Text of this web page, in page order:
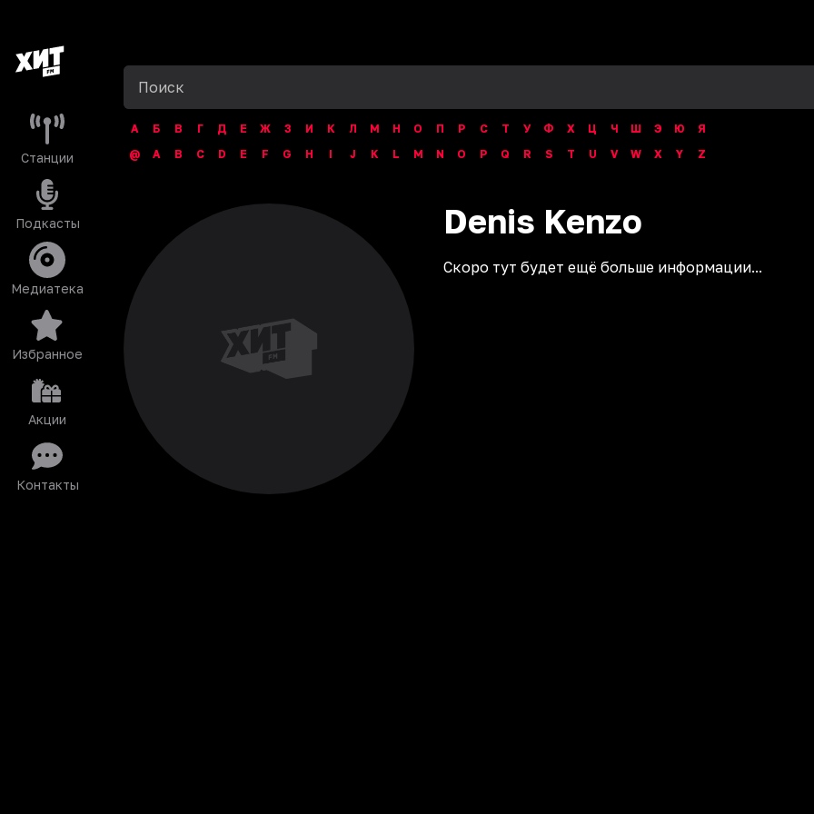
Станции
Подкасты
Медиатека
Избранное
Акции
Контакты
А Б В Г Д Е Ж З И К Л М Н О П Р С Т У Ф Х Ц Ч Ш Э Ю
Я
@
A B C D E F G H I J K L M N O P Q R S T U V W X Y Z
Denis Kenzo
Скоро тут будет ещё больше информации...